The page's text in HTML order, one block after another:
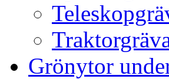
Grönytor